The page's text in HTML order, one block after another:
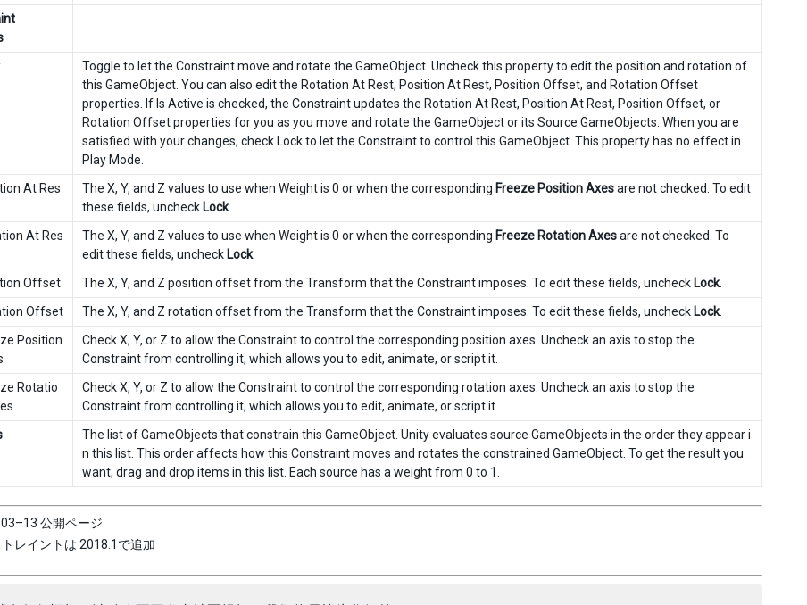
Toggle to let the Constraint move and rotate the GameObject. Uncheck this property to edit the position and rotation of
this GameObject. You can also edit the Rotation At Rest, Position At Rest, Position Offset, and Rotation Offset
properties. If Is Active is checked, the Constraint updates the Rotation At Rest, Position At Rest, Position Offset, or
Rotation Offset properties for you as you move and rotate the GameObject or its Source GameObjects. When you are
satisfied with your changes, check Lock to let the Constraint to control this GameObject. This property has no effect in
Play Mode.
At Res
The X, Y, and Z values to use when Weight is 0 or when the corresponding Freeze Position Axesare not checked. To edit
these fields, uncheck Lock.
At Res
The X, Y, and Z values to use when Weight is 0 or when the corresponding Freeze Rotation Axesare not checked. To
edit these fields, uncheck Lock.
Offset
The X, Y, and Z position offset from the Transform that the Constraint imposes. To edit these fields, uncheck Lock.
Offset
The X, Y, and Z rotation offset from the Transform that the Constraint imposes. To edit these fields, uncheck Lock.
Position
Check X, Y, or Z to allow the Constraint to control the corresponding position axes. Uncheck an axis to stop the
Constraint from controlling it, which allows you to edit, animate, or script it.
Rotatio
Check X, Y, or Z to allow the Constraint to control the corresponding rotation axes. Uncheck an axis to stop the
Constraint from controlling it, which allows you to edit, animate, or script it.
The list of GameObjects that constrain this GameObject. Unity evaluates source GameObjects in the order they appear i
n this list. This order affects how this Constraint moves and rotates the constrained GameObject. To get the result you
want, drag and drop items in this list. Each source has a weight from 0 to 1.
公開ページ
トレイントは 2018.1で追加